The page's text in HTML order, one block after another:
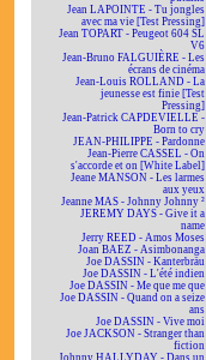
Jean LAPOINTE - Tu jongles
avec ma vie [Test Pressing]
Jean TOPART - Peugeot 604 SL
V6
Jean-Bruno FALGUIÈRE - Les
écrans de cinéma
Jean-Louis ROLLAND - La
jeunesse est finie [Test
Pressing]
Jean-Patrick CAPDEVIELLE -
Born to cry
JEAN-PHILIPPE - Pardonne
Jean-Pierre CASSEL - On
s'accorde et on [White Label]
Jeane MANSON - Les larmes
aux yeux
Jeanne MAS - Johnny Johnny ²
JEREMY DAYS - Give it a
name
Jerry REED - Amos Moses
Joan BAEZ - Asimbonanga
Joe DASSIN - Kanterbräu
Joe DASSIN - L'été indien
Joe DASSIN - Me que me que
Joe DASSIN - Quand on a seize
ans
Joe DASSIN - Vive moi
Joe JACKSON - Stranger than
fiction
Johnny HALLYDAY - Dans un